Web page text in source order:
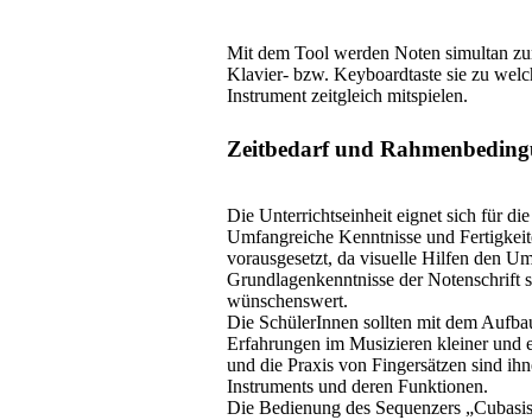
Mit dem Tool werden Noten simultan
Klavier- bzw. Keyboardtaste sie zu
Instrument zeitgleich mitspielen.
Zeitbedarf und
Die Unterrichtseinheit eignet sich für
Umfangreiche Kenntnisse und
vorausgesetzt, da visuelle Hilfen den
Grundlagenkenntnisse der Notenschrift
wünschenswert.
Die SchülerInnen sollten mit dem
Erfahrungen im Musizieren kleiner und
und die Praxis von Fingersätzen sind
Instruments und deren Funktionen.
Die Bedienung des Sequenzers